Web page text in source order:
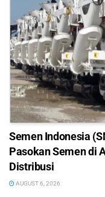
Semen Indonesia
Pasokan Semen di
Distribusi
AUGUST 6, 2026